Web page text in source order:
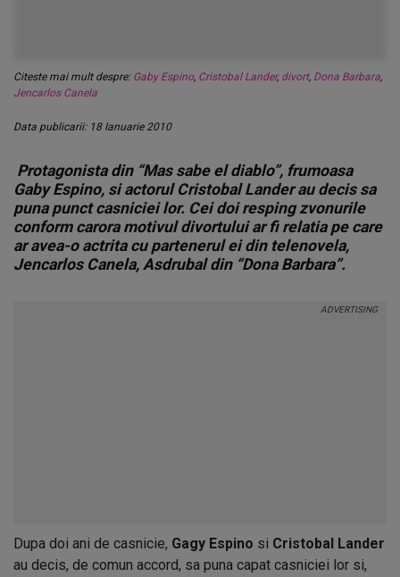
Citeste mai mult despre: Gaby Espino, Cristobal Lander, divort, Dona Barbara,
Jencarlos Canela
Data publicarii: 18 Ianuarie 2010
Protagonista din “Mas sabe el diablo”, frumoasa
Gaby Espino, si actorul Cristobal Lander au decis sa
puna punct casniciei lor. Cei doi resping zvonurile
conform carora motivul divortului ar fi relatia pe care
ar avea-o actrita cu partenerul ei din telenovela,
Jencarlos Canela, Asdrubal din “Dona Barbara”.
Dupa doi ani de casnicie, Gagy Espino si Cristobal Lander
au decis, de comun accord, sa puna capat casniciei lor si,